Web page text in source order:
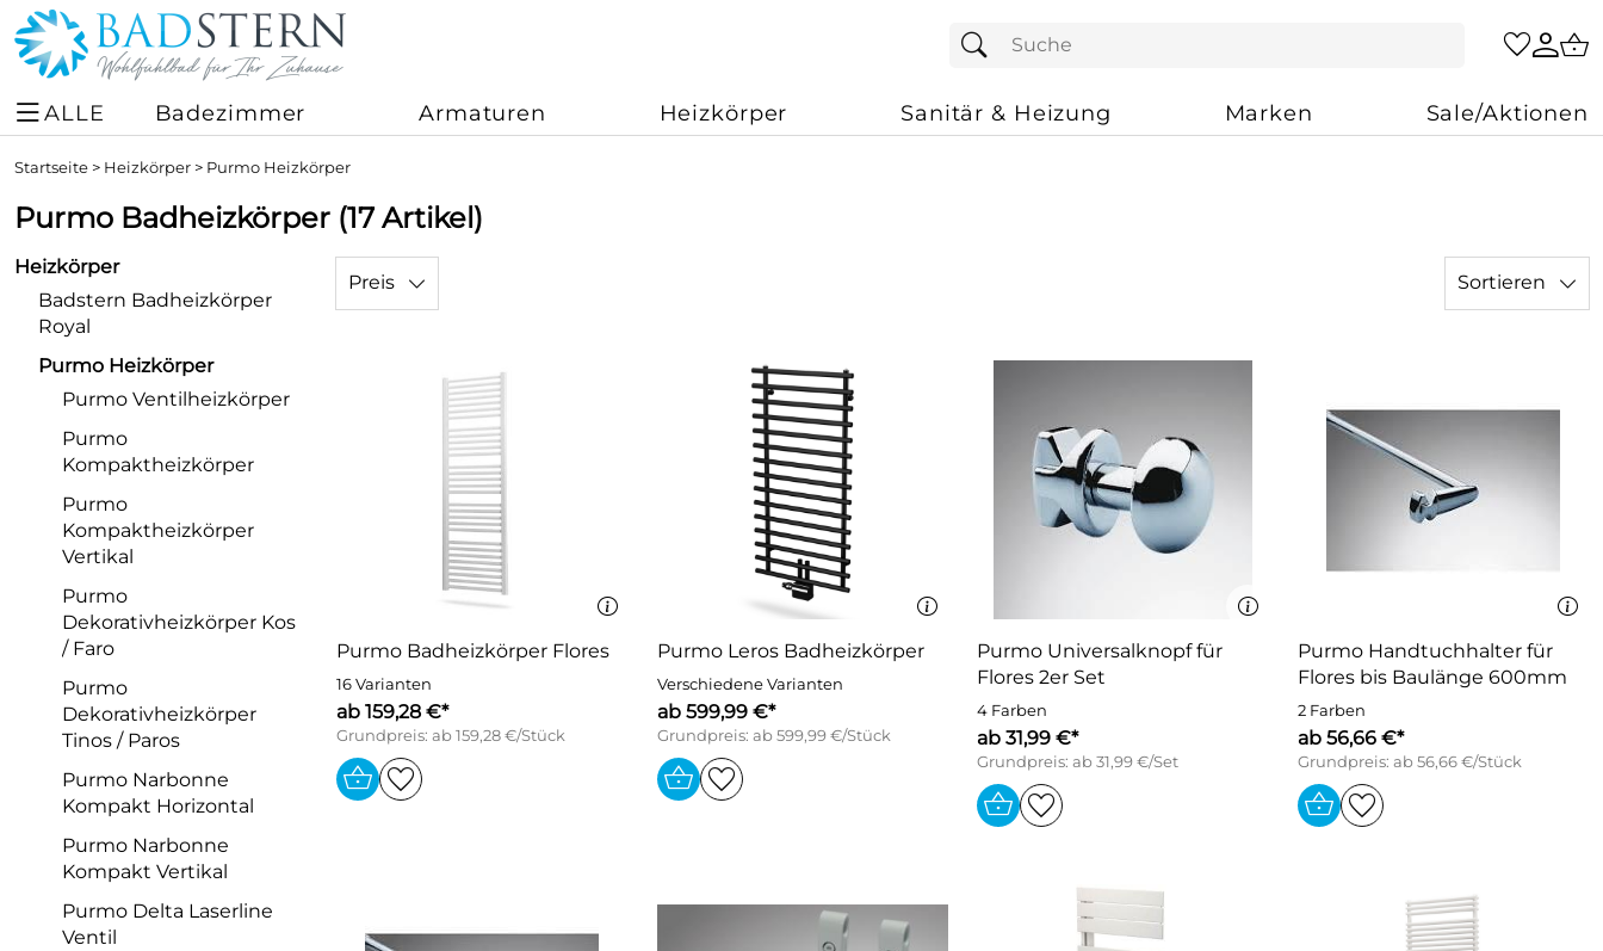
ALLE Badezimmer Armaturen Heizkörper Sanitär & Heizung Marken Sale/Aktionen
Startseite > Heizkörper > Purmo Heizkörper
Purmo Badheizkörper (17 Artikel)
Heizkörper
Badstern Badheizkörper
Royal
Purmo Heizkörper
Purmo Ventilheizkörper
Purmo
Kompaktheizkörper
Purmo
Kompaktheizkörper
Vertikal
Purmo
Dekorativheizkörper Kos
/ Faro
Purmo
Dekorativheizkörper
Tinos / Paros
Purmo Narbonne
Kompakt Horizontal
Purmo Narbonne
Kompakt Vertikal
Purmo Delta Laserline
Ventil
Preis Sortieren
Purmo Badheizkörper Flores
16 Varianten
ab 159,28 €*
Grundpreis: ab 159,28 €/Stück
Purmo Leros Badheizkörper
Verschiedene Varianten
ab 599,99 €*
Grundpreis: ab 599,99 €/Stück
Purmo Universalknopf für
Flores 2er Set
4 Farben
ab 31,99 €*
Grundpreis: ab 31,99 €/Set
Purmo Handtuchhalter für
Flores bis Baulänge 600mm
2 Farben
ab 56,66 €*
Grundpreis: ab 56,66 €/Stück